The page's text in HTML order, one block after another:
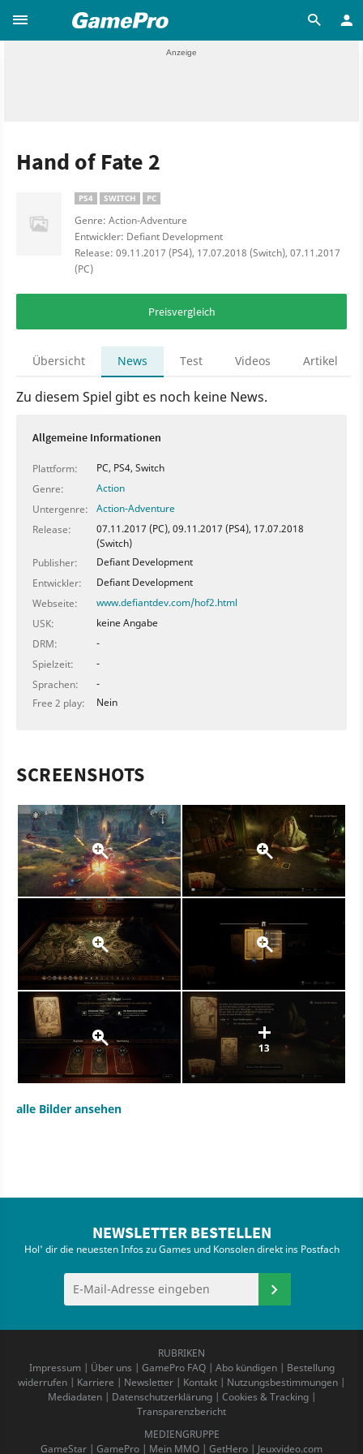
Hand of Fate 2
PS4 SWITCH PC
Genre: Action-Adventure
Entwickler: Defiant Development
Release: 09.11.2017 (PS4), 17.07.2018 (Switch), 07.11.2017
(PC)
Preisvergleich
Übersicht News Test Videos Artikel
Zu diesem Spiel gibt es noch keine News.
Allgemeine Informationen
Plattform:
PC, PS4, Switch
Genre:
Action
Untergenre:
Action-Adventure
Release:
07.11.2017 (PC), 09.11.2017 (PS4), 17.07.2018
(Switch)
Publisher:
Defiant Development
Entwickler:
Defiant Development
Webseite:
www.defiantdev.com/hof2.html
USK:
keine Angabe
DRM:
-
Spielzeit:
-
Sprachen:
-
Free 2 play:
Nein
SCREENSHOTS
13
alle Bilder ansehen
NEWSLETTER BESTELLEN
Hol' dir die neuesten Infos zu Games und Konsolen direkt ins Postfach
RUBRIKEN
Impressum| Über uns | GamePro FAQ| Abo kündigen| Bestellung
widerrufen | Karriere | Newsletter | Kontakt | Nutzungsbestimmungen |
Mediadaten| Datenschutzerklärung| Cookies & Tracking|
Transparenzbericht
MEDIENGRUPPE
GameStar | GamePro | Mein MMO | GetHero | Jeuxvideo.com